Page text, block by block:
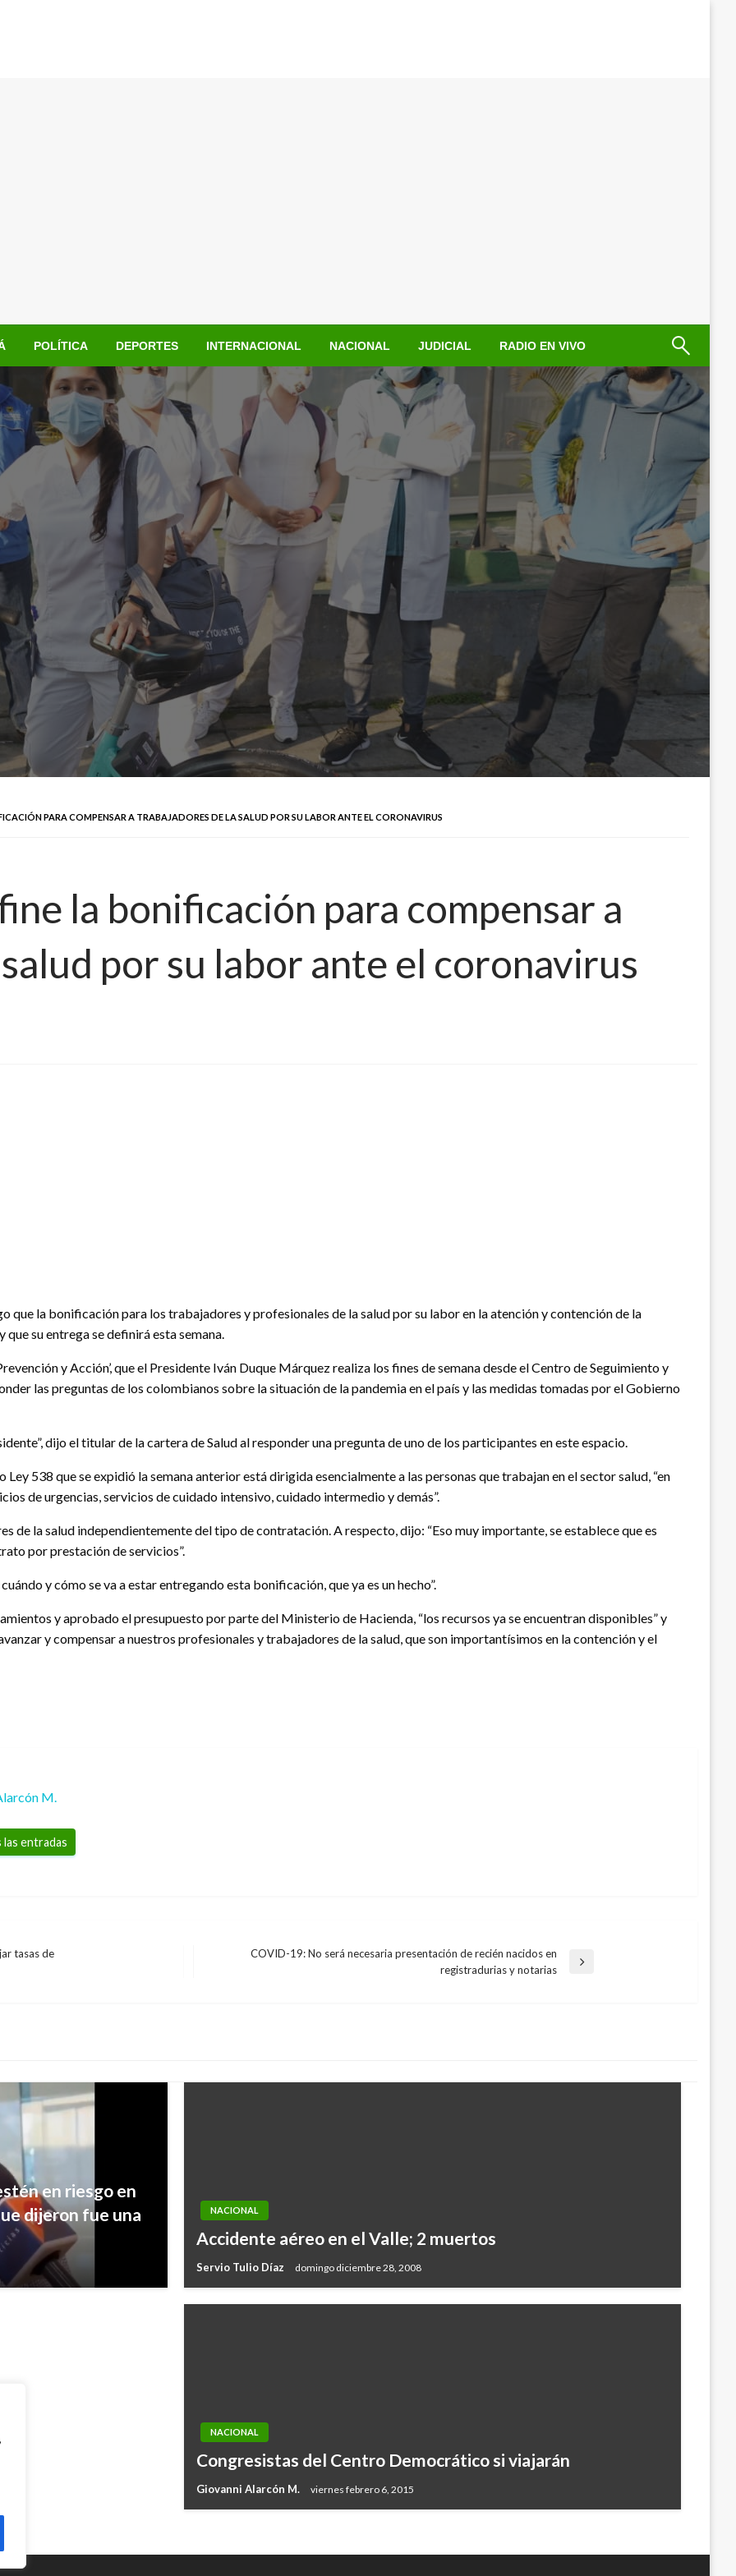
POLÍTICA DEPORTES INTERNACIONAL NACIONAL JUDICIAL RADIO EN VIVO
PARA COMPENSAR A TRABAJADORES DE LA SALUD POR SU LABOR ANTE EL CORONAVIRUS
la bonificación para compensar a
por su labor ante el coronavirus
que la bonificación para los trabajadores y profesionales de la salud por su labor en la atención y contención de la
que su entrega se definirá esta semana.
y Acción’, que el Presidente Iván Duque Márquez realiza los fines de semana desde el Centro de Seguimiento y
las preguntas de los colombianos sobre la situación de la pandemia en el país y las medidas tomadas por el Gobierno
dijo el titular de la cartera de Salud al responder una pregunta de uno de los participantes en este espacio.
538 que se expidió la semana anterior está dirigida esencialmente a las personas que trabajan en el sector salud, “en
de urgencias, servicios de cuidado intensivo, cuidado intermedio y demás”.
de la salud independientemente del tipo de contratación. A respecto, dijo: “Eso muy importante, se establece que es
por prestación de servicios”.
y cómo se va a estar entregando esta bonificación, que ya es un hecho”.
y aprobado el presupuesto por parte del Ministerio de Hacienda, “los recursos ya se encuentran disponibles” y
y compensar a nuestros profesionales y trabajadores de la salud, que son importantísimos en la contención y el
M.
entradas
tasas de
COVID-19: No será necesaria presentación de recién nacidos en
registradurias y notarias
en riesgo en
dijeron fue una
NACIONAL
Accidente aéreo en el Valle; 2 muertos
Servio Tulio Díaz domingo diciembre 28, 2008
al país
NACIONAL
Congresistas del Centro Democrático si viajarán
Giovanni Alarcón M. viernes febrero 6, 2015